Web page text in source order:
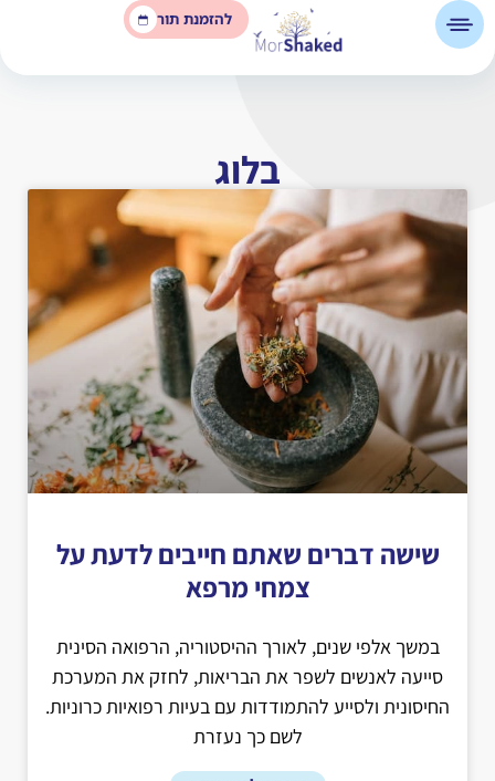
להזמנת תור
בלוג
שישה דברים שאתם חייבים לדעת על
צמחי מרפא
במשך אלפי שנים, לאורך ההיסטוריה, הרפואה הסינית
סייעה לאנשים לשפר את הבריאות, לחזק את המערכת
החיסונית ולסייע להתמודדות עם בעיות רפואיות כרוניות.
לשם כך נעזרת